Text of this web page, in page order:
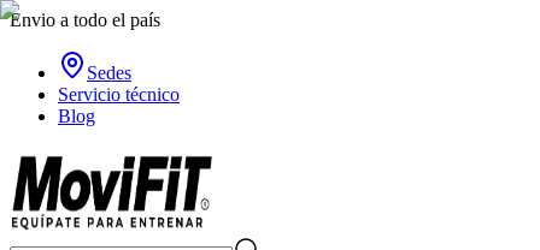
Envio a todo el país
Sedes
Servicio técnico
Blog